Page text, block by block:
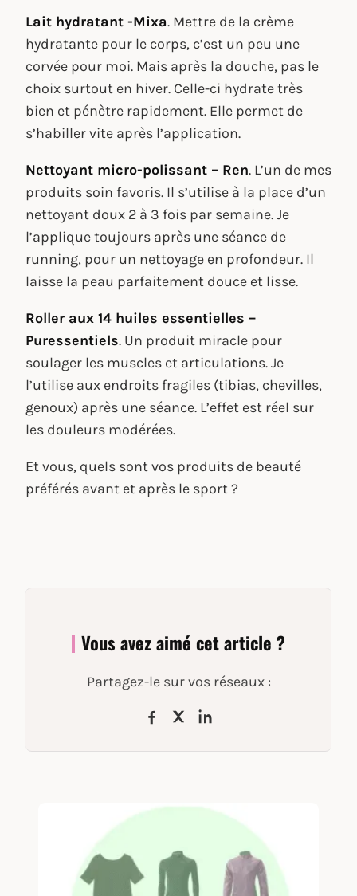
Lait hydratant -Mixa. Mettre de la crème
hydratante pour le corps, c’est un peu une
corvée pour moi. Mais après la douche, pas le
choix surtout en hiver. Celle-ci hydrate très
bien et pénètre rapidement. Elle permet de
s’habiller vite après l’application.
Nettoyant micro-polissant – Ren. L’un de mes
produits soin favoris. Il s’utilise à la place d’un
nettoyant doux 2 à 3 fois par semaine. Je
l’applique toujours après une séance de
running, pour un nettoyage en profondeur. Il
laisse la peau parfaitement douce et lisse.
Roller aux 14 huiles essentielles –
Puressentiels. Un produit miracle pour
soulager les muscles et articulations. Je
l’utilise aux endroits fragiles (tibias, chevilles,
genoux) après une séance. L’effet est réel sur
les douleurs modérées.
Et vous, quels sont vos produits de beauté
préférés avant et après le sport ?
Vous avez aimé cet article ?
Partagez-le sur vos réseaux :